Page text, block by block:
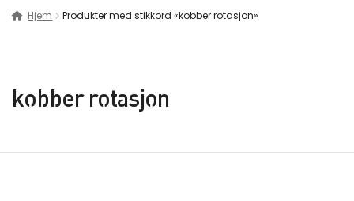
Hjem Produkter med stikkord «kobber rotasjon»
kobber rotasjon